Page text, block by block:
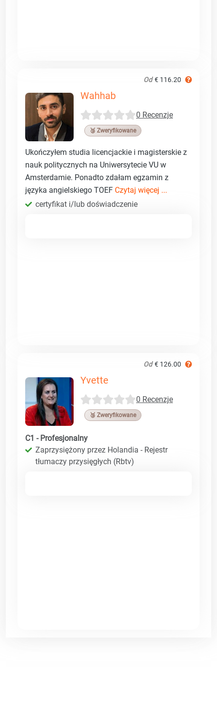
Od € 116.20
Wahhab
0 Recenzje
🥉 Zweryfikowane
Ukończyłem studia licencjackie i magisterskie z
nauk politycznych na Uniwersytecie VU w
Amsterdamie. Ponadto zdałam egzamin z
języka angielskiego TOEF Czytaj więcej ...
certyfikat i/lub doświadczenie
Od € 126.00
Yvette
0 Recenzje
🥉 Zweryfikowane
C1 - Profesjonalny
Zaprzysiężony przez Holandia - Rejestr
tłumaczy przysięgłych (Rbtv)